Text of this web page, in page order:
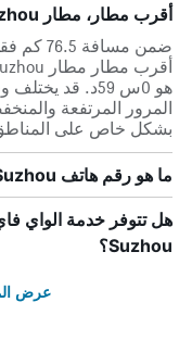
أقرب مطار، مطار Suzhou؟
ضمن
هو 0س 59د. قد
المرور المرتفعة
بشكل خاص على
ما هو رقم هاتف Mechar Hotel Shengze Suzhou؟
Suzhou؟
عرض